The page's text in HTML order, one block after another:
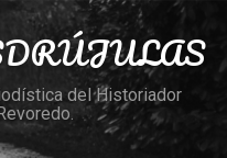
del Historiador